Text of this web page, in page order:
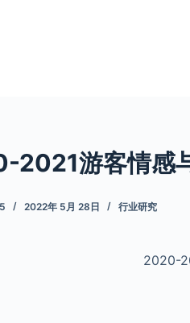
2021游客情感
2022年 5月 28日 行业研究
2020-